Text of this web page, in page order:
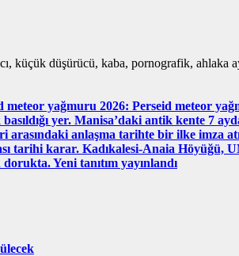
küçük düşürücü, kaba, pornografik,
meteor yağmuru 2026: Perseid meteor
yer. Manisa’daki antik kente 7
arasındaki anlaşma tarihte bir ilke imza
tarihi karar. Kadıkalesi-Anaia Höyüğü,
Yeni tanıtım yayınlandı